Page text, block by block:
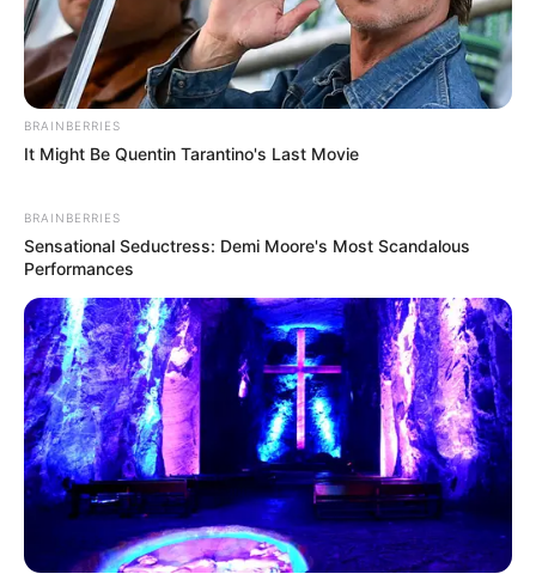
egyéniségét.
BRAINBERRIES
It Might Be Quentin Tarantino's Last Movie
BRAINBERRIES
Sensational Seductress: Demi Moore's Most Scandalous
Performances